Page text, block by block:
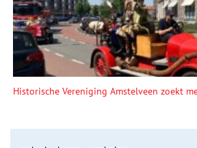
Historische Vereniging Amstelveen zoekt